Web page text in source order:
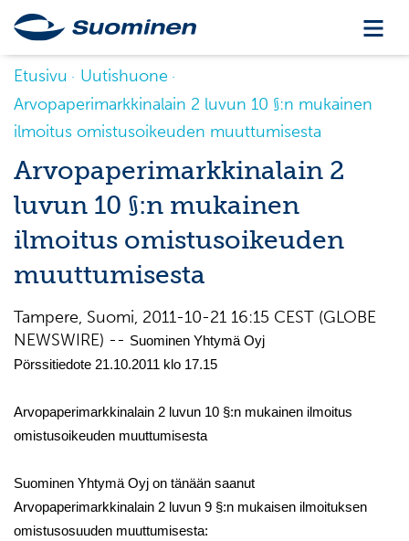
Etusivu
Uutishuone
Arvopaperimarkkinalain 2 luvun 10 §:n mukainen
ilmoitus omistusoikeuden muuttumisesta
Arvopaperimarkkinalain 2
luvun 10 §:n mukainen
ilmoitus omistusoikeuden
muuttumisesta
Tampere, Suomi, 2011-10-21 16:15 CEST (GLOBE
NEWSWIRE) -- Suominen Yhtymä Oyj
Pörssitiedote 21.10.2011 klo 17.15
Arvopaperimarkkinalain 2 luvun 10 §:n mukainen ilmoitus
omistusoikeuden muuttumisesta
Suominen Yhtymä Oyj on tänään saanut
Arvopaperimarkkinalain 2 luvun 9 §:n mukaisen ilmoituksen
omistusosuuden muuttumisesta: